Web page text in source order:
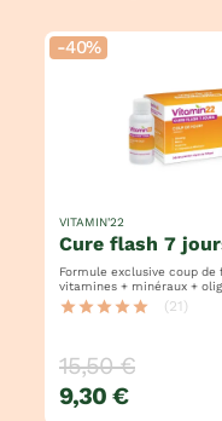
au panier
-40%
cure flash 7
VITAMIN'22
Formule exclusive coup de
vitamines + minéraux +
dose = 100% des apports
star star star star star (21)
15,50 €
9,30 €